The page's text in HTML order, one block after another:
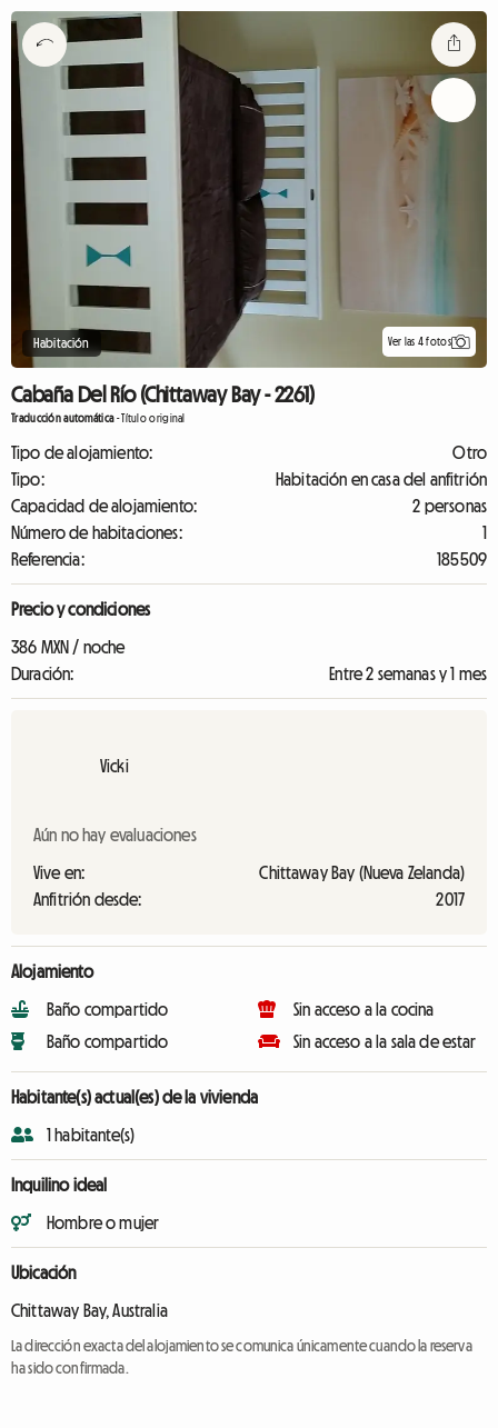
Habitación Ver las 4 fotos
Cabaña Del Río (Chittaway Bay - 2261)
Traducción automática-Título original
Tipo de alojamiento:
Otro
Tipo:
Habitación en casa del anfitrión
Capacidad de alojamiento:
2 personas
Número de habitaciones:
1
Referencia:
185509
Precio y condiciones
386 MXN / noche
Duración:
Entre 2 semanas y 1 mes
Vicki
Aún no hay evaluaciones
Vive en:
Chittaway Bay (Nueva Zelanda)
Anfitrión desde:
2017
Alojamiento
Baño compartido
Baño compartido
Sin acceso a la cocina
Sin acceso a la sala de estar
Habitante(s) actual(es) de la vivienda
1 habitante(s)
Inquilino ideal
Hombre o mujer
Ubicación
Chittaway Bay, Australia
La dirección exacta del alojamiento se comunica únicamente cuando la reserva
ha sido confirmada.